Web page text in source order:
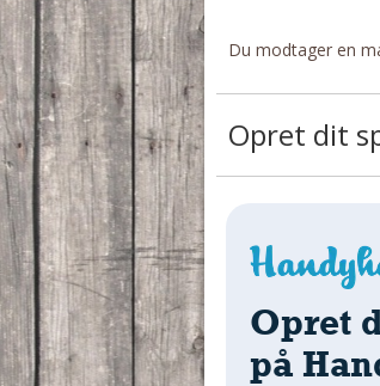
Du modtager en
Opret dit
Opret
på